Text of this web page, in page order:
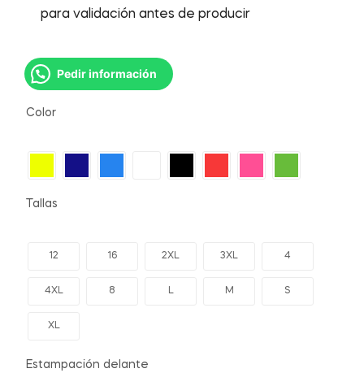
para validación antes de producir
Pedir información
Color
Tallas
12 16 2XL 3XL 4
4XL 8 L M S
XL
Estampación delante